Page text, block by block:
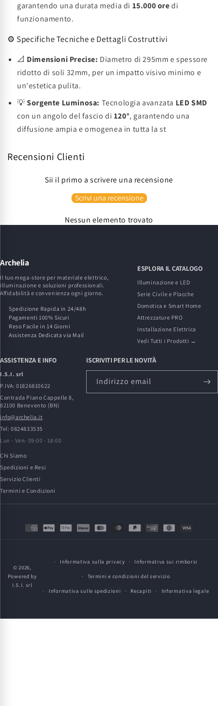
garantendo una durata media di 15.000 oredi
funzionamento.
⚙️ Specifiche Tecniche e Dettagli Costruttivi
📐 Dimensioni Precise: Diametro di 295mm e spessore
ridotto di soli 32mm, per un impatto visivo minimo e
un'estetica pulita.
💡Sorgente Luminosa: Tecnologia avanzata LED SMD
con un angolo del fascio di 120°, garantendo una
diffusione ampia e omogenea in tutta la st
Recensioni Clienti
Sii il primo a scrivere una recensione
Scrivi una recensione
Nessun elemento trovato
Archelia
Il tuo mega-store per materiale elettrico,
illuminazione e soluzioni professionali.
Affidabilità e convenienza ogni giorno.
Spedizione Rapida in 24/48h
Pagamenti 100% Sicuri
Reso Facile in 14 Giorni
Assistenza Dedicata via Mail
ESPLORA IL CATALOGO
Illuminazione e LED
Serie Civile e Placche
Domotica e Smart Home
Attrezzature PRO
Installazione Elettrica
Vedi Tutti i Prodotti →
ASSISTENZA E INFO
I.S.I. srl
P.IVA: 01826810622
Contrada Piano Cappelle 8,
82100 Benevento (BN)
info@archelia.it
Tel: 0824833535
Lun - Ven: 09:00 - 18:00
Chi Siamo
Spedizioni e Resi
Servizio Clienti
Termini e Condizioni
ISCRIVITI PER LE NOVITÀ
Indirizzo email
Metodi
© 2026,
Powered by
I.S.I. srl
Informativa sulla privacy Informativa sui rimborsi
Termini e condizioni del servizio
Informativa sulle spedizioni Recapiti Informativa legale